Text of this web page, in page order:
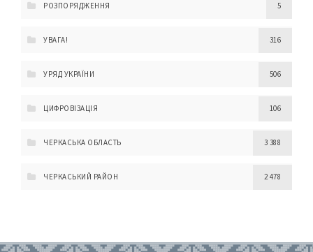
РОЗПОРЯДЖЕННЯ 5
УВАГА! 316
УРЯД УКРАЇНИ 506
ЦИФРОВІЗАЦІЯ 106
ЧЕРКАСЬКА ОБЛАСТЬ 3 388
ЧЕРКАСЬКИЙ РАЙОН 2 478